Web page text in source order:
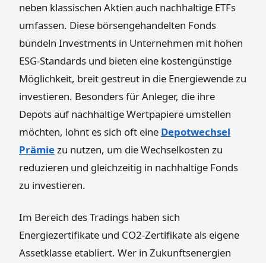
neben klassischen Aktien auch nachhaltige ETFs
umfassen. Diese börsengehandelten Fonds
bündeln Investments in Unternehmen mit hohen
ESG-Standards und bieten eine kostengünstige
Möglichkeit, breit gestreut in die Energiewende zu
investieren. Besonders für Anleger, die ihre
Depots auf nachhaltige Wertpapiere umstellen
möchten, lohnt es sich oft eine Depotwechsel
Prämiezu nutzen, um die Wechselkosten zu
reduzieren und gleichzeitig in nachhaltige Fonds
zu investieren.
Im Bereich des Tradings haben sich
Energiezertifikate und CO2-Zertifikate als eigene
Assetklasse etabliert. Wer in Zukunftsenergien